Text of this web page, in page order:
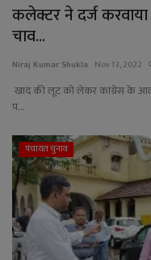
कलेक्टर ने दर्ज
चाव...
Niraj Kumar Shukla Nov 13, 2022
खाद की लूट को लेकर कांग्रेस के
प...
पंचायत चुनाव